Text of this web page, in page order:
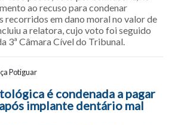
ao recuso para condenar
recorridos em dano moral no valor de
a relatora, cujo voto foi seguido
3ª Câmara Cível do Tribunal.
Potiguar
entre posts
é condenada a pagar
implante dentário mal